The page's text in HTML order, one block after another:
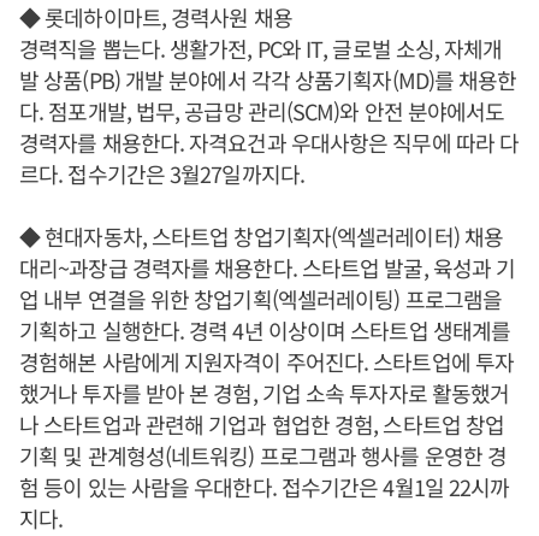
◆ 롯데하이마트, 경력사원 채용
경력직을 뽑는다. 생활가전, PC와 IT, 글로벌 소싱, 자체개
발 상품(PB) 개발 분야에서 각각 상품기획자(MD)를 채용한
다. 점포개발, 법무, 공급망 관리(SCM)와 안전 분야에서도
경력자를 채용한다. 자격요건과 우대사항은 직무에 따라 다
르다. 접수기간은 3월27일까지다.
◆ 현대자동차, 스타트업 창업기획자(엑셀러레이터) 채용
대리~과장급 경력자를 채용한다. 스타트업 발굴, 육성과 기
업 내부 연결을 위한 창업기획(엑셀러레이팅) 프로그램을
기획하고 실행한다. 경력 4년 이상이며 스타트업 생태계를
경험해본 사람에게 지원자격이 주어진다. 스타트업에 투자
했거나 투자를 받아 본 경험, 기업 소속 투자자로 활동했거
나 스타트업과 관련해 기업과 협업한 경험, 스타트업 창업
기획 및 관계형성(네트워킹) 프로그램과 행사를 운영한 경
험 등이 있는 사람을 우대한다. 접수기간은 4월1일 22시까
지다.